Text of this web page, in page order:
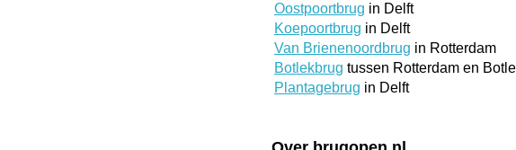
Oostpoortbrug in Delft
Koepoortbrug in Delft
Van Brienenoordbrug in Rotterdam
Botlekbrug tussen Rotterdam en
Plantagebrug in Delft